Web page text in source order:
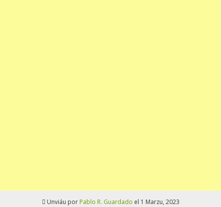
Unviáu por Pablo R. Guardado el 1 Marzu, 2023